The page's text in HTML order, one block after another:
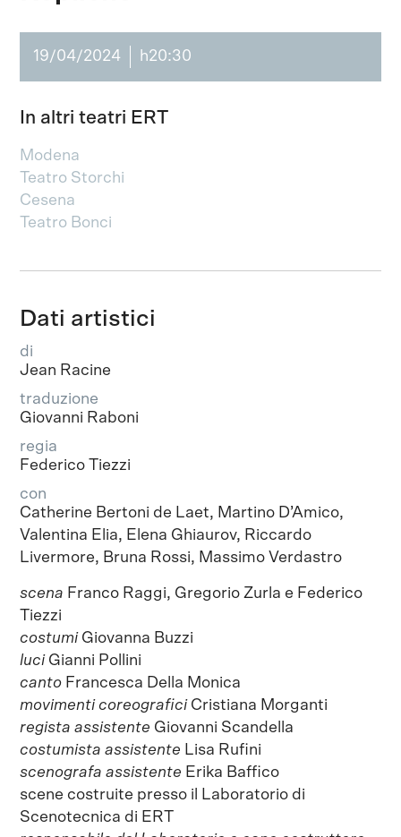
19/04/2024 h20:30
In altri teatri ERT
Modena
Teatro Storchi
Cesena
Teatro Bonci
Dati artistici
di
Jean Racine
traduzione
Giovanni Raboni
regia
Federico Tiezzi
con
Catherine Bertoni de Laet, Martino D’Amico,
Valentina Elia, Elena Ghiaurov, Riccardo
Livermore, Bruna Rossi, Massimo Verdastro
scena Franco Raggi, Gregorio Zurla e Federico
Tiezzi
costumiGiovanna Buzzi
luciGianni Pollini
canto Francesca Della Monica
movimenti coreograficiCristiana Morganti
regista assistente Giovanni Scandella
costumista assistente Lisa Rufini
scenografa assistente Erika Baffico
scene costruite presso il Laboratorio di
Scenotecnica di ERT